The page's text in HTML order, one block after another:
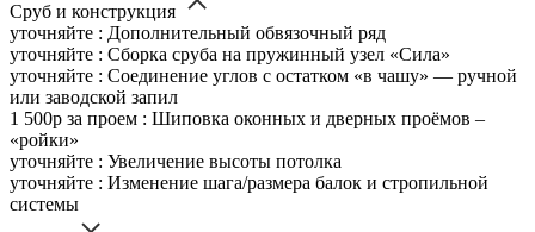
Сруб и конструкция
уточняйте : Дополнительный обвязочный ряд
уточняйте : Сборка сруба на пружинный узел «Сила»
уточняйте : Соединение углов с остатком «в чашу» — ручной
или заводской запил
1 500р за проем : Шиповка оконных и дверных проёмов –
«ройки»
уточняйте : Увеличение высоты потолка
уточняйте : Изменение шага/размера балок и стропильной
системы